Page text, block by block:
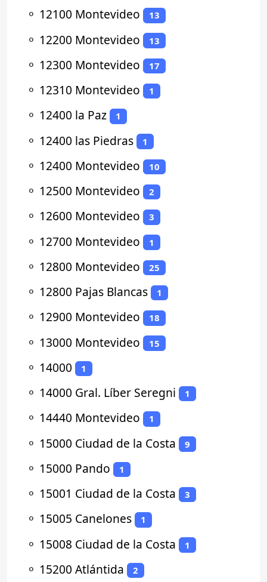
⚬ 12100 Montevideo 13
⚬ 12200 Montevideo 13
⚬ 12300 Montevideo 17
⚬ 12310 Montevideo 1
⚬ 12400 la Paz 1
⚬ 12400 las Piedras 1
⚬ 12400 Montevideo 10
⚬ 12500 Montevideo 2
⚬ 12600 Montevideo 3
⚬ 12700 Montevideo 1
⚬ 12800 Montevideo 25
⚬ 12800 Pajas Blancas 1
⚬ 12900 Montevideo 18
⚬ 13000 Montevideo 15
⚬ 14000 1
⚬ 14000 Gral. Líber Seregni 1
⚬ 14440 Montevideo 1
⚬ 15000 Ciudad de la Costa 9
⚬ 15000 Pando 1
⚬ 15001 Ciudad de la Costa 3
⚬ 15005 Canelones 1
⚬ 15008 Ciudad de la Costa 1
⚬ 15200 Atlántida 2